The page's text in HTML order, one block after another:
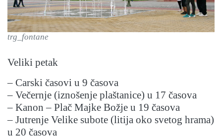
trg_fontane
Veliki petak
– Carski časovi u 9 časova
– Večernje (iznošenje plaštanice) u 17 časova
– Kanon – Plač Majke Božje u 19 časova
– Jutrenje Velike subote (litija oko svetog hrama)
u 20 časova